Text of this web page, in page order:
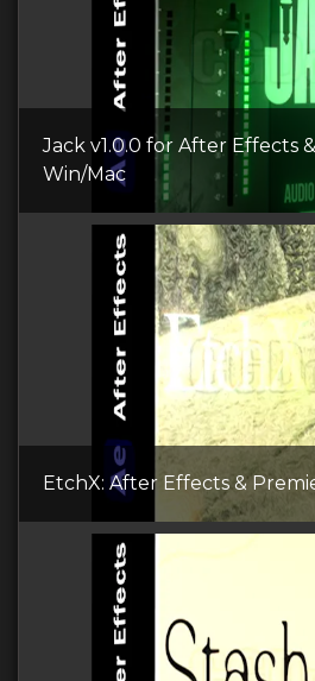
Jack v1.0.0 for After Effects
Win/Mac
EtchX: After Effects &